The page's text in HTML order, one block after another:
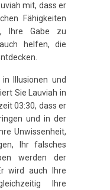
mit, dass er
Fähigkeiten
Ihre Gabe zu
helfen, die
Illusionen und
Sie Lauviah in
03:30, dass er
und in der
Unwissenheit,
Ihr falsches
werden der
wird auch Ihre
Ihre